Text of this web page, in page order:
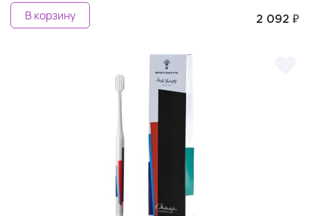
2 092 ₽
В корзину